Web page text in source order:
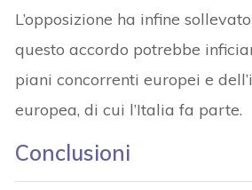
L’opposizione ha infine
questo accordo potrebbe
piani concorrenti europei e
europea, di cui l’Italia fa parte.
Conclusioni